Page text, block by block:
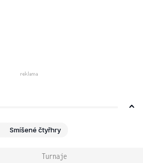
Smíšené čtyřhry
Turnaje